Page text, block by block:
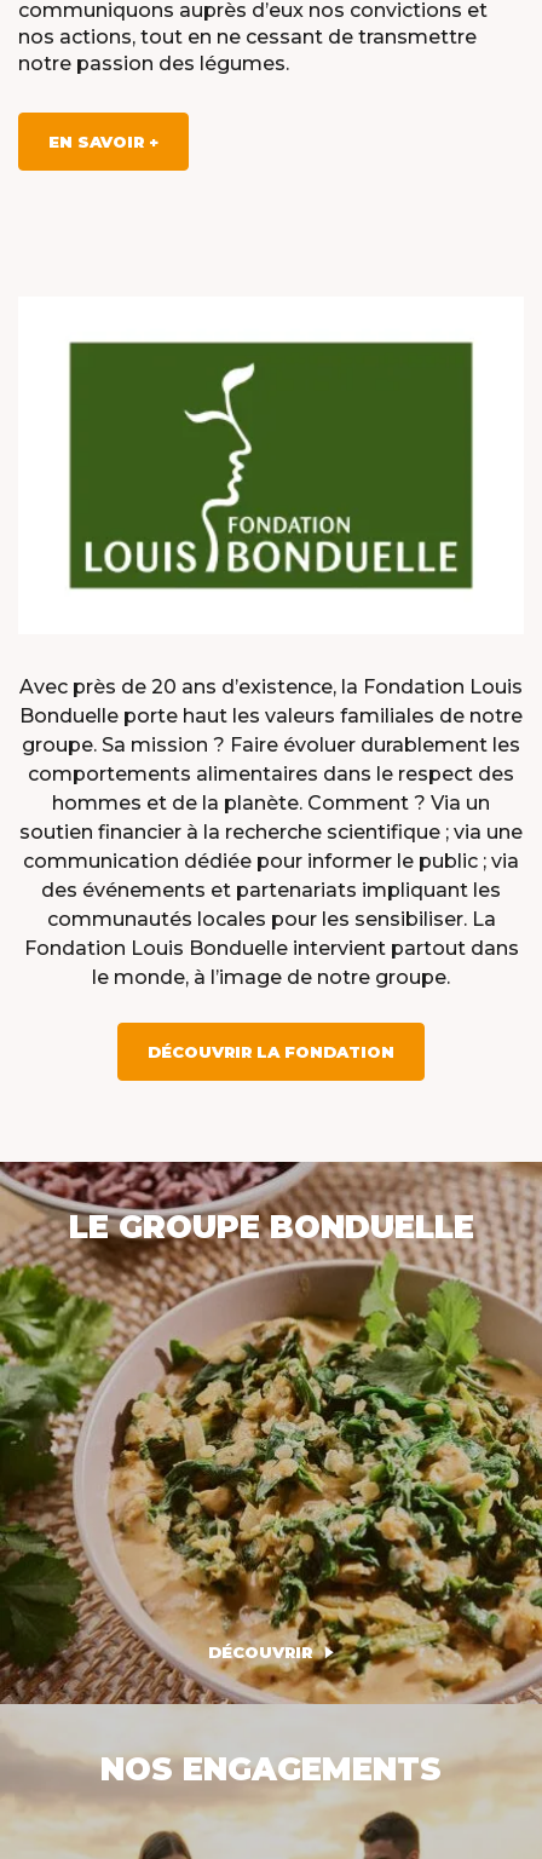
communiquons auprès d’eux nos convictions et
nos actions, tout en ne cessant de transmettre
notre passion des légumes.
EN SAVOIR +
Avec près de 20 ans d’existence, la Fondation Louis
Bonduelle porte haut les valeurs familiales de notre
groupe. Sa mission ? Faire évoluer durablement les
comportements alimentaires dans le respect des
hommes et de la planète. Comment ? Via un
soutien financier à la recherche scientifique ; via une
communication dédiée pour informer le public ; via
des événements et partenariats impliquant les
communautés locales pour les sensibiliser. La
Fondation Louis Bonduelle intervient partout dans
le monde, à l’image de notre groupe.
DÉCOUVRIR LA FONDATION
LE GROUPE BONDUELLE
DÉCOUVRIR
NOS ENGAGEMENTS